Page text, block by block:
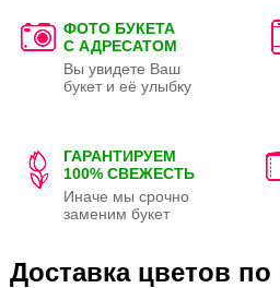
ФОТО БУКЕТА
С АДРЕСАТОМ
Вы увидете Ваш
букет и её улыбку
ГАРАНТИРУЕМ
100% СВЕЖЕСТЬ
Иначе мы срочно
заменим букет
Доставка цветов